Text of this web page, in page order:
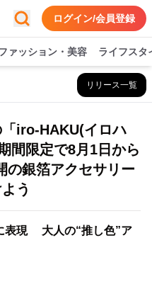
ログイン/会員登録
ァッション・美容 ライフスタ
リリース一覧
iro-HAKU(イロハ
間限定で8月1日から
の銀箔アクセサリー
う
表現 大人の“推し色”ア